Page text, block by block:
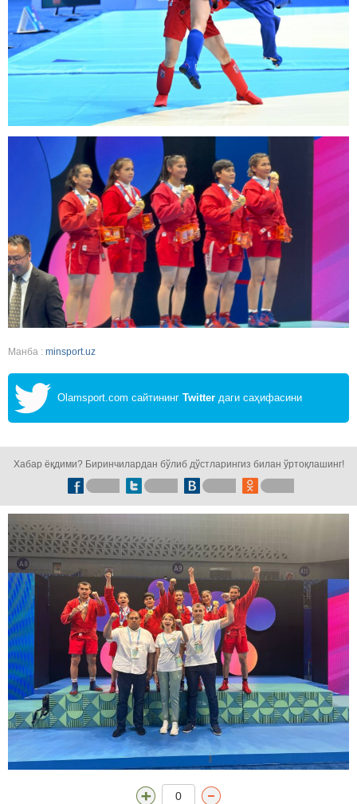
Манба : minsport.uz
Olamsport.com сайтининг Twitter даги саҳифасини
Хабар ёқдими? Биринчилардан бўлиб дўстларингиз билан ўртоқлашинг!
0